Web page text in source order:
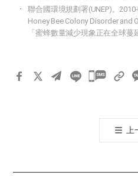
聯合國環境規劃署(UNEP)。
Honey Bee Colony Disorder and
「蜜蜂數量減少現象正在全球蔓
上